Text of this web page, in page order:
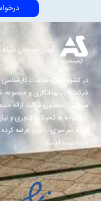
آرمان سنجش شبکه
در کشور عمده خدمات
شرکت‌های پیمانکاری و مجموعه
سنجش نخستین شرکت ارائه
را با توجه به تحولات فناوری و
شبکه سراسری به بازار عرضه
حوزه بوده است.